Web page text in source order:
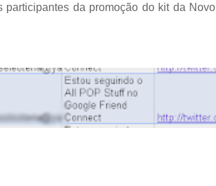
da promoção do kit da Novo